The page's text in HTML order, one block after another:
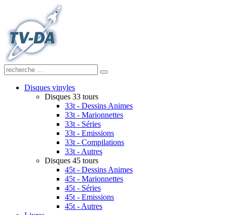
Disques vinyles
Disques 33 tours
33t - Dessins Animes
33t - Marionnettes
33t - Séries
33t - Emissions
33t - Compilations
33t - Autres
Disques 45 tours
45t - Dessins Animes
45t - Marionnettes
45t - Séries
45t - Emissions
45t - Autres